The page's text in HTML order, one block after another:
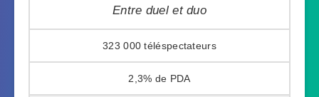
Entre duel et duo
323 000
2,3%